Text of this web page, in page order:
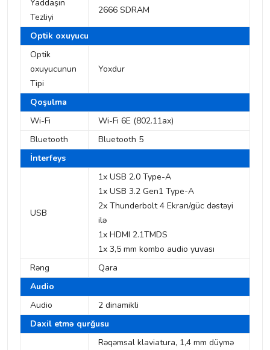
Yaddaşın
Tezliyi
2666 SDRAM
Optik oxuyucu
Optik
oxuyucunun
Tipi
Yoxdur
Qoşulma
Wi-Fi
Wi-Fi 6E (802.11ax)
Bluetooth
Bluetooth 5
İnterfeys
USB
1x USB 2.0 Type-A
1x USB 3.2 Gen1 Type-A
2x Thunderbolt 4 Ekran/güc dəstəyi
ilə
1x HDMI 2.1TMDS
1x 3,5 mm kombo audio yuvası
Rəng
Qara
Audio
Audio
2 dinamikli
Daxil etmə qurğusu
Rəqəmsal klaviatura, 1,4 mm düymə